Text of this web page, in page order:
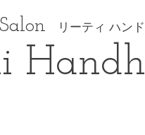
リーティ ハン